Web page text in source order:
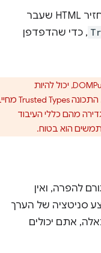
ומחזיר HTML שעבר
כדי שהדפדפן
אם יש באגים בלוגיקה של הניקוי ב-DOMPurify, יכול להיות
שהאפליקציה שלכם עדיין תהיה פגיעה ל-DOM XSS. התכונה Trusted Types מחייבת
מהם כללי העיבוד
הוא בטוח.
ואין
של הערך
אתם יכולים